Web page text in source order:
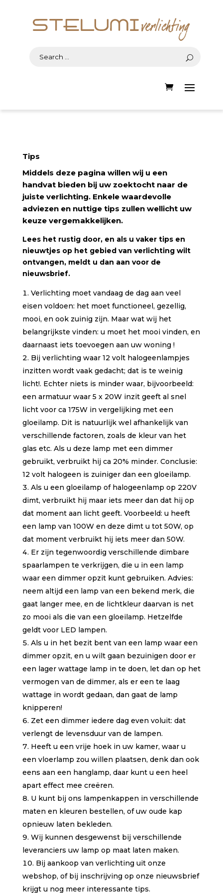
Tips
Middels deze pagina willen wij u een
handvat bieden bij uw zoektocht naar de
juiste verlichting. Enkele waardevolle
adviezen en nuttige tips zullen wellicht uw
keuze vergemakkelijken.
Lees het rustig door, en als u vaker tips en
nieuwtjes op het gebied van verlichting wilt
ontvangen, meldt u dan aan voor de
nieuwsbrief.
Verlichting moet vandaag de dag aan veel
eisen voldoen: het moet functioneel, gezellig,
mooi, en ook zuinig zijn. Maar wat wij het
belangrijkste vinden: u moet het mooi vinden, en
daarnaast iets toevoegen aan uw woning !
Bij verlichting waar 12 volt halogeenlampjes
inzitten wordt vaak gedacht; dat is te weinig
licht!. Echter niets is minder waar, bijvoorbeeld:
een armatuur waar 5 x 20W inzit geeft al snel
licht voor ca 175W in vergelijking met een
gloeilamp. Dit is natuurlijk wel afhankelijk van
verschillende factoren, zoals de kleur van het
glas etc. Als u deze lamp met een dimmer
gebruikt, verbruikt hij ca 20% minder. Conclusie:
12 volt halogeen is zuiniger dan een gloeilamp.
Als u een gloeilamp of halogeenlamp op 220V
dimt, verbruikt hij maar iets meer dan dat hij op
dat moment aan licht geeft. Voorbeeld: u heeft
een lamp van 100W en deze dimt u tot 50W, op
dat moment verbruikt hij iets meer dan 50W.
Er zijn tegenwoordig verschillende dimbare
spaarlampen te verkrijgen, die u in een lamp
waar een dimmer opzit kunt gebruiken. Advies:
neem altijd een lamp van een bekend merk, die
gaat langer mee, en de lichtkleur daarvan is net
zo mooi als die van een gloeilamp. Hetzelfde
geldt voor LED lampen.
Als u in het bezit bent van een lamp waar een
dimmer opzit, en u wilt gaan bezuinigen door er
een lager wattage lamp in te doen, let dan op het
vermogen van de dimmer, als er een te laag
wattage in wordt gedaan, dan gaat de lamp
knipperen!
Zet een dimmer iedere dag even voluit: dat
verlengt de levensduur van de lampen.
Heeft u een vrije hoek in uw kamer, waar u
een vloerlamp zou willen plaatsen, denk dan ook
eens aan een hanglamp, daar kunt u een heel
apart effect mee creëren.
U kunt bij ons lampenkappen in verschillende
maten en kleuren bestellen, of uw oude kap
opnieuw laten bekleden.
Wij kunnen desgewenst bij verschillende
leveranciers uw lamp op maat laten maken.
Bij aankoop van verlichting uit onze
webshop, of bij inschrijving op onze nieuwsbrief
krijgt u nog meer interessante tips.